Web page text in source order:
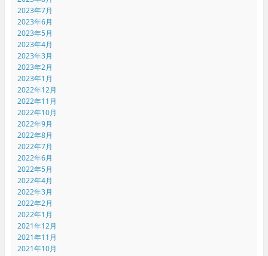
2023年7月
2023年6月
2023年5月
2023年4月
2023年3月
2023年2月
2023年1月
2022年12月
2022年11月
2022年10月
2022年9月
2022年8月
2022年7月
2022年6月
2022年5月
2022年4月
2022年3月
2022年2月
2022年1月
2021年12月
2021年11月
2021年10月